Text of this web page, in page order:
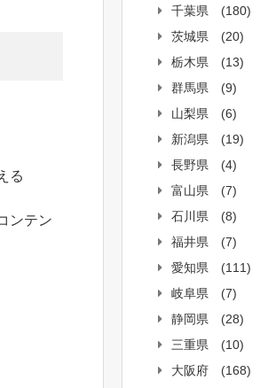
る
ンテン
千葉県
(180)
茨城県
(20)
栃木県
(13)
群馬県
(9)
山梨県
(6)
新潟県
(19)
長野県
(4)
富山県
(7)
石川県
(8)
福井県
(7)
愛知県
(111)
岐阜県
(7)
静岡県
(28)
三重県
(10)
大阪府
(168)